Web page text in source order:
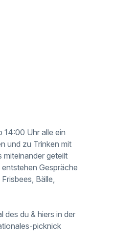
14:00 Uhr alle ein
und zu Trinken mit
miteinander geteilt
Gespräche
Bälle,
des du & hiers in der
picknick